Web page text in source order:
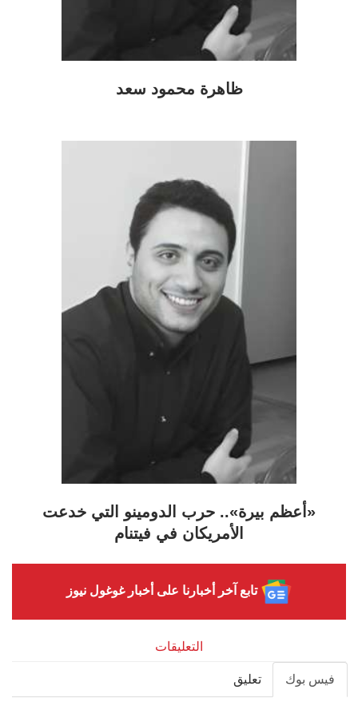
ظاهرة محمود سعد
«أعظم بيرة».. حرب الدومينو التي خدعت
الأمريكان في فيتنام
تابع آخر أخبارنا على أخبار غوغول نيوز
التعليقات
فيس بوك تعليق